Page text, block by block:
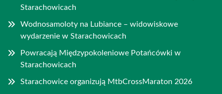
Starachowicach
Wodnosamoloty na Lubiance – widowiskowe
wydarzenie w Starachowicach
Powracają Międzypokoleniowe Potańcówki w
Starachowicach
Starachowice organizują MtbCrossMaraton 2026